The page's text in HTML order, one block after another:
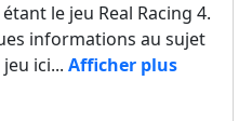
le jeu Real Racing 4.
informations au sujet
ici... Afficher plus